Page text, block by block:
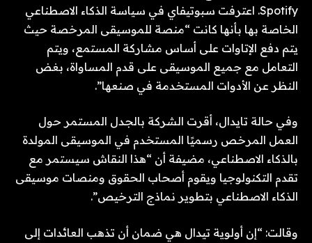
Spotify. اعترفت سبوتيفاي في سياسة الذكاء الاصطناعي
الخاصة بها بأنها كانت “منصة للموسيقى المرخصة حيث
يتم دفع الإتاوات على أساس مشاركة المستمع، ويتم
التعامل مع جميع الموسيقى على قدم المساواة، بغض
النظر عن الأدوات المستخدمة في صنعها”.
وفي حالة تايدال، أقرت الشركة بالجدل المستمر حول
العمل المرخص رسميًا المستخدم في الموسيقى المولدة
بالذكاء الاصطناعي، مضيفة أن “هذا النقاش سيستمر مع
تقدم التكنولوجيا ويقوم أصحاب الحقوق ومنصات موسيقى
الذكاء الاصطناعي بتطوير نماذج الترخيص”.
وقالت: “إن أولوية تيدال هي ضمان أن تذهب العائدات إلى